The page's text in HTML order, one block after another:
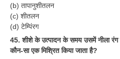
मनोवैज्ञानिक परीक्षण - PSYCHO
(b) तापानुशीतलन
(c) शीतलन
(d) टेम्पिंरग
45. शीशे के उत्पादन के समय उसमें नीला रंग
कौन-सा एक मिश्रित किया जाता है?